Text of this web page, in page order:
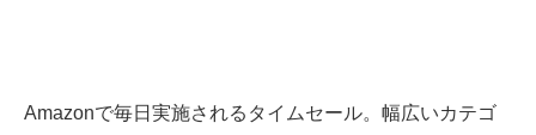
Amazonで毎日実施されるタイムセール。幅広いカテゴ